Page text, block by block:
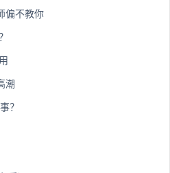
偏不教你
潮
？